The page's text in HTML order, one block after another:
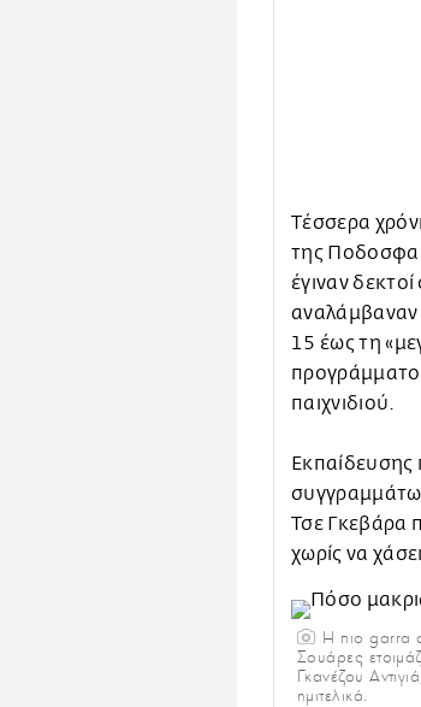
Τέσσερα
της
έγιναν
αναλάμβαναν
15 έως τη
παιχνιδιού.
Εκπαίδευσης
Τσε Γκεβάρα
χωρίς να
Η πιο garra
Σουάρες
Γκανέζου
ημιτελικά.